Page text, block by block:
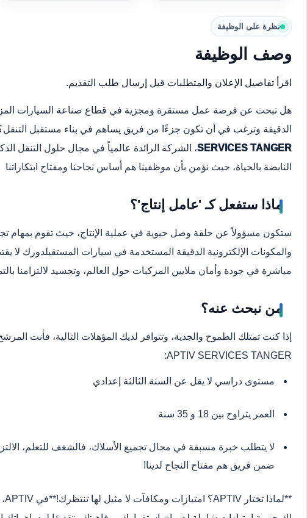
نظرة على الوظيفة
وصف الوظيفة
اقرأ تفاصيل الإعلان والمتطلبات قبل إرسال طلب التقديم.
هل تبحث عن فرصة عمل مستقرة ومجزية في قطاع صناعة السيارات
الدقيقة وترغب في أن تكون جزءًا من فريق يساهم في بناء مستقبل
SERVICES TANGER، الشركة الرائدة عالمياً في مجال حلول التنقل
النابضة بالحياة، حيث نؤمن بأن موظفينا هم أساس نجاحنا ومفتاح ابتكاراتنا
ماذا ستفعل كـ 'عامل إنتاج'؟
ستكون مسؤولاً عن حلقة وصل حيوية في عملية الإنتاج، حيث تقوم بمهام
والمكونات الإلكترونية الدقيقة المستخدمة في سيارات المستقبلدورك لا
مباشرة في جودة وأمان ملايين المركبات حول العالم، وتجسيد لالتزامنا
من نبحث عنه؟
إذا كنت تمتلك الطموح والجدية، وتتوافر لديك المؤهلات التالية، فأنت
APTIV SERVICES TANGER:
مستوى دراسي لا يقل عن السنة الثالثة إعدادي
العمر يتراوح بين 18 و 35 سنة
لا يتطلب خبرة مسبقة في مجال تجميع الأسلاك، فالشغف للتعلم،
ضمن فريق هم مفتاح النجاح لدينا!
**لماذا تختار APTIV؟ امتيازات ومكافآت لا مثيل لها تنتظرك! **في APTIV، نؤمن بمكافأة الجهود والتميز